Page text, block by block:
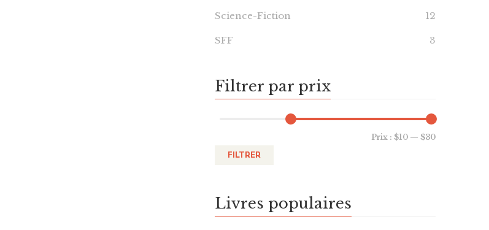
Science-Fiction 12
SFF 3
Filtrer par prix
FILTRER
Prix : $10— $30
Livres populaires